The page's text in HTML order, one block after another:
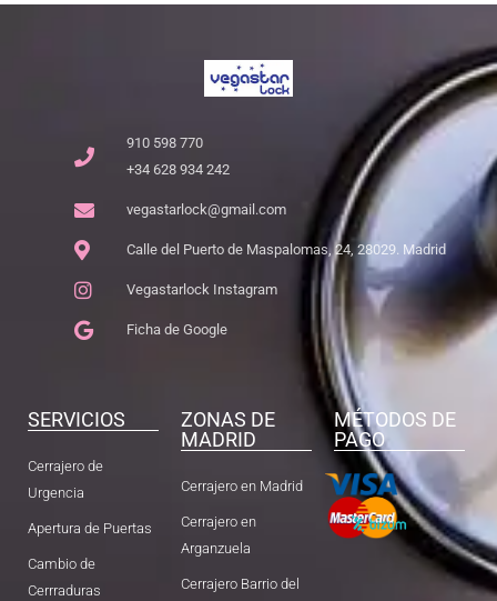
910 598 770
+34 628 934 242
vegastarlock@gmail.com
Calle del Puerto de Maspalomas, 24, 28029. Madrid
Vegastarlock Instagram
Ficha de Google
SERVICIOS
Cerrajero de
Urgencia
Apertura de Puertas
Cambio de
Cerrraduras
ZONAS DE
MADRID
Cerrajero en Madrid
Cerrajero en
Arganzuela
Cerrajero Barrio del
MÉTODOS DE
PAGO